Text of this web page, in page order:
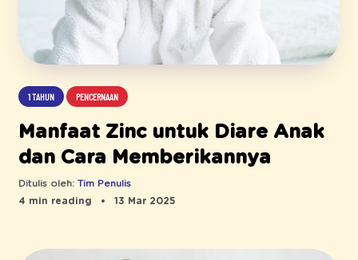
1 TAHUN PENCERNAAN
Manfaat Zinc untuk Diare Anak
dan Cara Memberikannya
Ditulis oleh: Tim Penulis
4 min reading
13 Mar 2025